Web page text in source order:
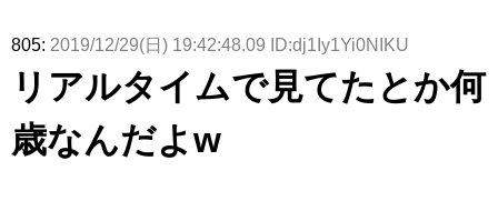
805: 2019/12/29(日) 19:42:48.09 ID:dj1Iy1Yi0NIKU
リアルタイムで見てたとか何
歳なんだよw